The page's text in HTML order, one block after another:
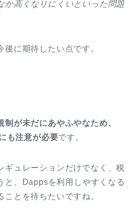
か高くなりにくいといった問題
に期待したい点です。
が未だにあやふやなため、
も注意が必要です。
ギュレーションだけでなく、税
と、Dappsを利用しやすくなる
とを待ちたいですね。